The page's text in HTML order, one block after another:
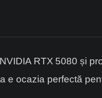
RTX 5080 și
e ocazia perfectă